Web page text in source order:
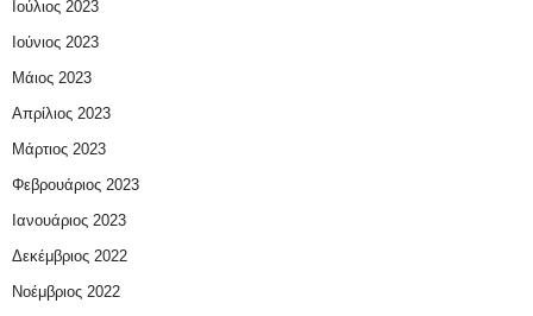
Ιούλιος 2023
Ιούνιος 2023
Μάιος 2023
Απρίλιος 2023
Μάρτιος 2023
Φεβρουάριος 2023
Ιανουάριος 2023
Δεκέμβριος 2022
Νοέμβριος 2022